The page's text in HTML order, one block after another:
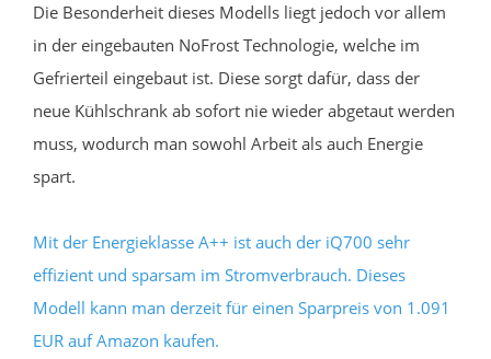
Die Besonderheit dieses Modells liegt jedoch vor allem
in der eingebauten NoFrost Technologie, welche im
Gefrierteil eingebaut ist. Diese sorgt dafür, dass der
neue Kühlschrank ab sofort nie wieder abgetaut werden
muss, wodurch man sowohl Arbeit als auch Energie
spart.
Mit der Energieklasse A++ ist auch der iQ700 sehr
effizient und sparsam im Stromverbrauch. Dieses
Modell kann man derzeit für einen Sparpreis von 1.091
EUR auf Amazon kaufen.